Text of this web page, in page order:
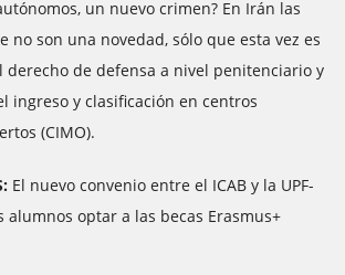
un nuevo crimen? En Irán las
no son una novedad, sólo que esta vez es
derecho de defensa a nivel penitenciario y
ingreso y clasificación en centros
(CIMO).
El nuevo convenio entre el ICAB y la UPF-
alumnos optar a las becas Erasmus+